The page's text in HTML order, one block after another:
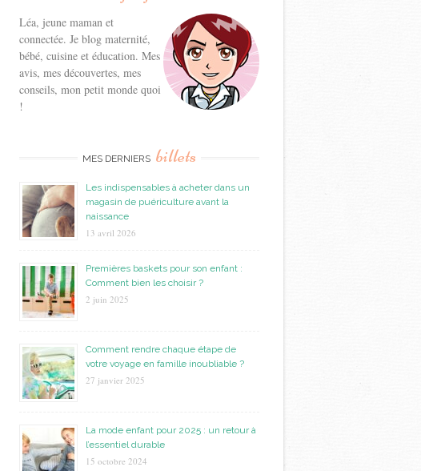
Léa, jeune maman et
connectée. Je blog maternité,
bébé, cuisine et éducation. Mes
avis, mes découvertes, mes
conseils, mon petit monde quoi
!
MES DERNIERS billets
Les indispensables à acheter dans un
magasin de puériculture avant la
naissance
13 avril 2026
Premières baskets pour son enfant :
Comment bien les choisir ?
2 juin 2025
Comment rendre chaque étape de
votre voyage en famille inoubliable ?
27 janvier 2025
La mode enfant pour 2025 : un retour à
l’essentiel durable
15 octobre 2024